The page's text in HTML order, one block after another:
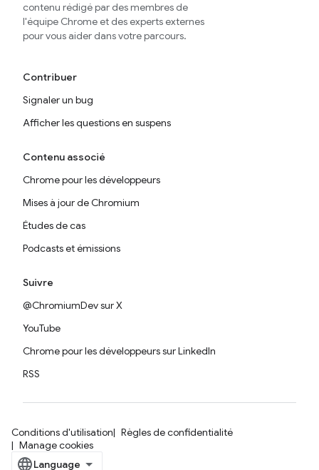
contenu rédigé par des membres de
l'équipe Chrome et des experts externes
pour vous aider dans votre parcours.
Contribuer
Signaler un bug
Afficher les questions en suspens
Contenu associé
Chrome pour les développeurs
Mises à jour de Chromium
Études de cas
Podcasts et émissions
Suivre
@ChromiumDev sur X
YouTube
Chrome pour les développeurs sur LinkedIn
RSS
Conditions d'utilisation
Règles de confidentialité
Manage cookies